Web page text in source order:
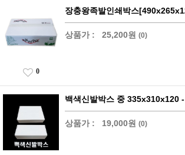
장충왕족발인쇄박스
상품가 : 25,200원 (0)
0
백색신발박스 중 335x310x120
상품가 : 19,000원 (0)